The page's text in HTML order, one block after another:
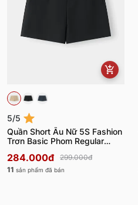
5/5
Quần Short Âu Nữ 5S Fashion
Trơn Basic Phom Regular
284.000đ
299.000đ
11 sản phẩm đã bán